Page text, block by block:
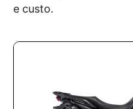
e custo.